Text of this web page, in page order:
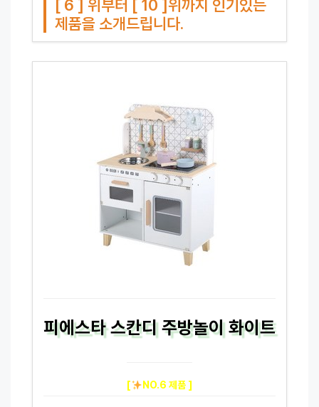
[ 6 ] 위부터 [ 10 ]위까지 인기있는
제품을 소개드립니다.
피에스타 스칸디 주방놀이 화이트
[ NO.6 제품 ]